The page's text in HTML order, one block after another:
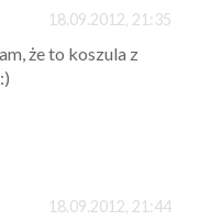
18.09.2012, 21:35
że to koszula z
18.09.2012, 21:44